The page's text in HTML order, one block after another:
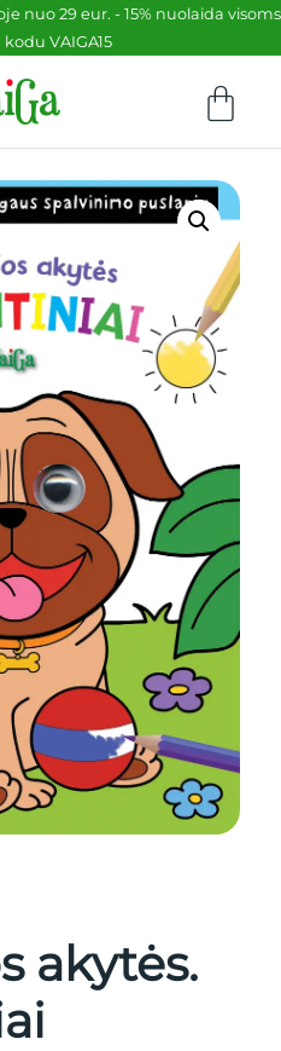
nuo 29 eur. - 15% nuolaida visoms
VAIGA15
akytės.